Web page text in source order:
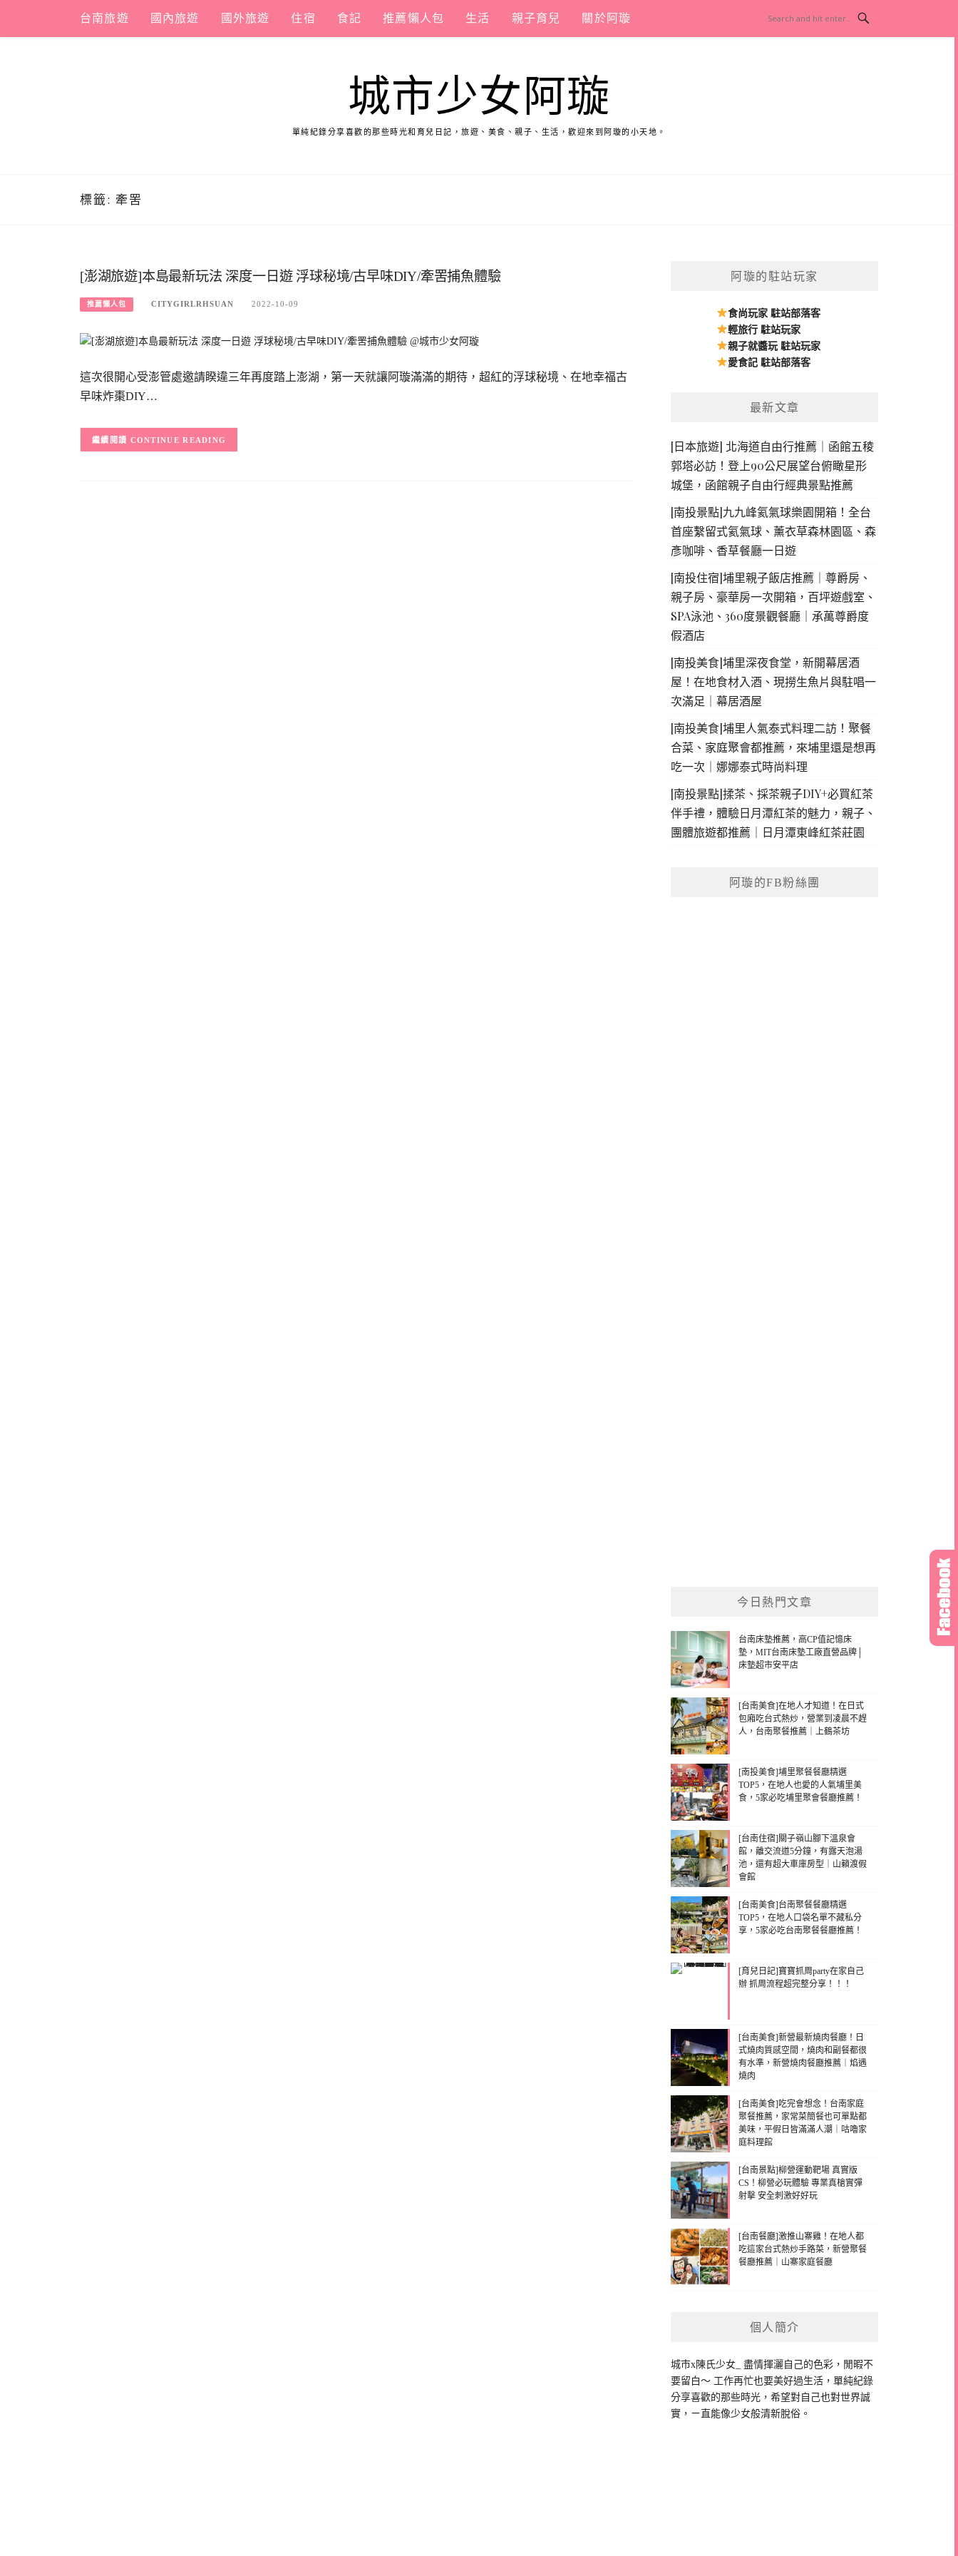
content
台南旅遊 國內旅遊 國外旅遊 住宿 食記 推薦懶人包 生活 親子育兒 關於阿璇
城市少女阿璇
單純紀錄分享喜歡的那些時光和育兒日記，旅遊、美食、親子、生活，歡迎來到阿璇的小天地。
標籤: 牽罟
[澎湖旅遊]本島最新玩法 深度一日遊 浮球秘境/古早味DIY/牽罟捕魚體驗
推薦懶人包 CITYGIRLRHSUAN 2022-10-09
這次很開心受澎管處邀請睽違三年再度踏上澎湖，第一天就讓阿璇滿滿的期待，超紅的浮球秘境、在地幸福古
早味炸棗DIY…
CONTINUE READING
阿璇的駐站玩家
食尚玩家 駐站部落客
輕旅行 駐站玩家
親子就醬玩 駐站玩家
愛食記 駐站部落客
最新文章
[日本旅遊] 北海道自由行推薦｜函館五稜
郭塔必訪！登上90公尺展望台俯瞰星形
城堡，函館親子自由行經典景點推薦
[南投景點]九九峰氦氣球樂園開箱！全台
首座繫留式氦氣球、薰衣草森林園區、森
彥咖啡、香草餐廳一日遊
[南投住宿]埔里親子飯店推薦｜尊爵房、
親子房、豪華房一次開箱，百坪遊戲室、
SPA泳池、360度景觀餐廳｜承萬尊爵度
假酒店
[南投美食]埔里深夜食堂，新開幕居酒
屋！在地食材入酒、現撈生魚片與駐唱一
次滿足｜幕居酒屋
[南投美食]埔里人氣泰式料理二訪！聚餐
合菜、家庭聚會都推薦，來埔里還是想再
吃一次｜娜娜泰式時尚料理
[南投景點]揉茶、採茶親子DIY+必買紅茶
伴手禮，體驗日月潭紅茶的魅力，親子、
團體旅遊都推薦｜日月潭東峰紅茶莊園
阿璇的FB粉絲團
今日熱門文章
台南床墊推薦，高CP值記憶床
墊，MIT台南床墊工廠直營品牌│
床墊超市安平店
[台南美食]在地人才知道！在日式
包廂吃台式熱炒，營業到凌晨不趕
人，台南聚餐推薦｜上鶴茶坊
[南投美食]埔里聚餐餐廳精選
TOP5，在地人也愛的人氣埔里美
食，5家必吃埔里聚會餐廳推薦！
[台南住宿]關子嶺山腳下溫泉會
館，離交流道5分鐘，有露天泡湯
池，還有超大車庫房型｜山籟渡假
會館
[台南美食]台南聚餐餐廳精選
TOP5，在地人口袋名單不藏私分
享，5家必吃台南聚餐餐廳推薦！
[育兒日記]寶寶抓周party在家自己
辦 抓周流程超完整分享！！！
[台南美食]新營最新燒肉餐廳！日
式燒肉質感空間，燒肉和副餐都很
有水準，新營燒肉餐廳推薦｜焰遇
燒肉
[台南美食]吃完會想念！台南家庭
聚餐推薦，家常菜簡餐也可單點都
美味，平假日皆滿滿人潮｜咕嚕家
庭料理館
[台南景點]柳營運動靶場 真實版
CS！柳營必玩體驗 專業真槍實彈
射擊 安全刺激好好玩
[台南餐廳]激推山寨雞！在地人都
吃這家台式熱炒手路菜，新營聚餐
餐廳推薦｜山寨家庭餐廳
個人簡介
城市x陳氏少女_ 盡情揮灑自己的色彩，閒暇不
要留白～ 工作再忙也要美好過生活，單純紀錄
分享喜歡的那些時光，希望對自己也對世界誠
實，ㄧ直能像少女般清新脫俗。